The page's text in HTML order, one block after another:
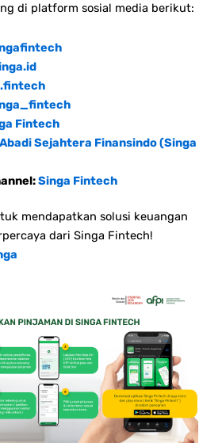
di platform sosial media berikut:
Fintech
Sejahtera Finansindo (Singa
Singa Fintech
mendapatkan solusi keuangan
dari Singa Fintech!